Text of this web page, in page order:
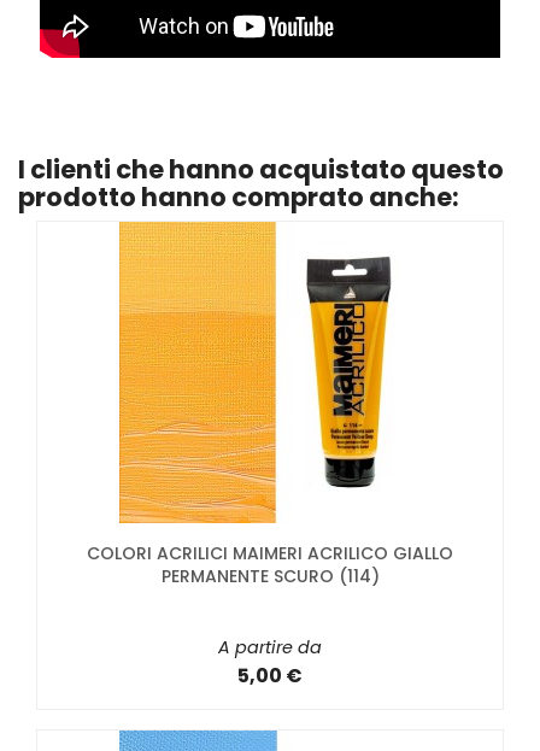
I clienti che hanno acquistato questo
prodotto hanno comprato anche:
COLORI ACRILICI MAIMERI ACRILICO GIALLO
PERMANENTE SCURO (114)
A partire da
5,00 €